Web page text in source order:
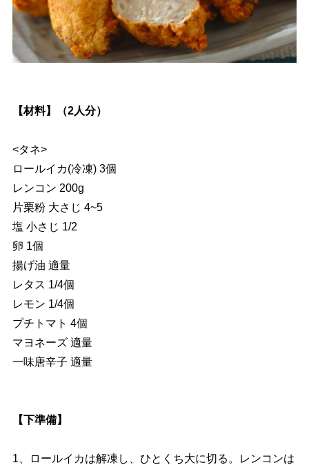
【材料】（2人分）
<タネ>
ロールイカ(冷凍) 3個
レンコン 200g
片栗粉 大さじ 4~5
塩 小さじ 1/2
卵 1個
揚げ油 適量
レタス 1/4個
レモン 1/4個
プチトマト 4個
マヨネーズ 適量
一味唐辛子 適量
【下準備】
1、ロールイカは解凍し、ひとくち大に切る。レンコンは